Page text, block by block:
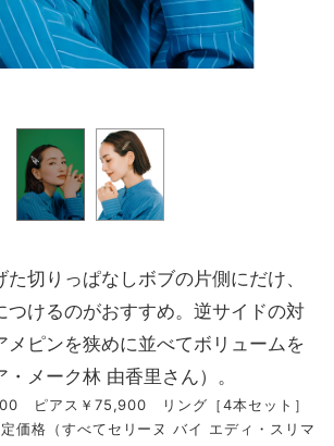
た切りっぱなしボブの片側にだけ、
つけるのがおすすめ。逆サイドの対
メピンを狭めに並べてボリュームを
メーク林 由香里さん）。
ピアス￥75,900 リング［4本セット］
価格（すべてセリーヌ バイ エディ・スリマ